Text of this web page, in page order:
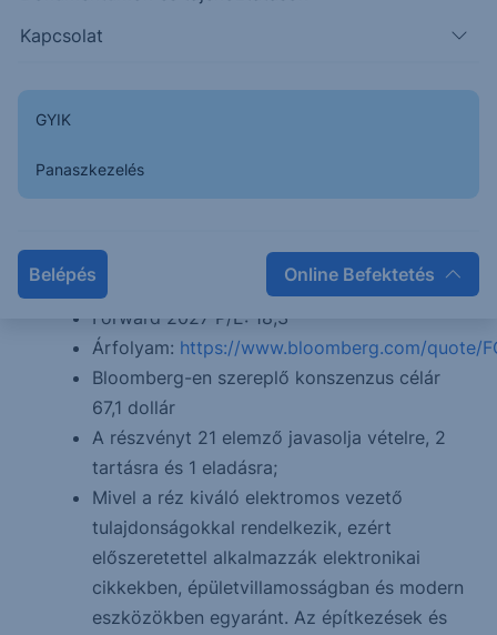
Kapcsolat
GYIK
Panaszkezelés
Belépés Online Befektetés
használják. Bányái főként Amerikában és
33% származik. Ezenfelül Svájc és Japán
számít fontos piacnak még, a két ország
tekintetében.
Forward 2026 P/E: 24,1
Forward 2027 P/E: 18,3
Árfolyam: https://www.bloomberg.com/quote/
Bloomberg-en szereplő konszenzus célár
67,1 dollár
A részvényt 21 elemző javasolja vételre, 2
tartásra és 1 eladásra;
Mivel a réz kiváló elektromos vezető
tulajdonságokkal rendelkezik, ezért
előszeretettel alkalmazzák elektronikai
cikkekben, épületvillamosságban és modern
eszközökben egyaránt. Az építkezések és